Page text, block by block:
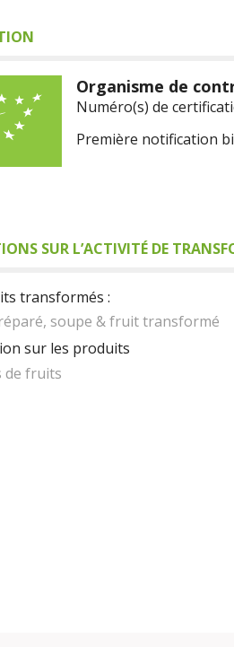
Organisme de
Numéro(s) de
Première notification
SUR L’ACTIVITÉ DE
transformés :
soupe & fruit transformé
sur les produits
de fruits